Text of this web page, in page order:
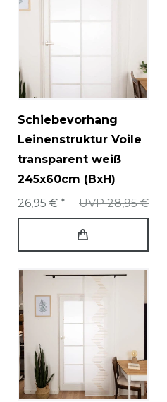
Schiebevorhang
Leinenstruktur Voile
transparent weiß
245x60cm (BxH)
UVP 28,95 €
26,95 € *